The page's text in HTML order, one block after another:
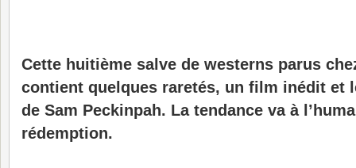
Cette huitième salve de westerns parus
contient quelques raretés, un film inédit et
de Sam Peckinpah. La tendance va à
rédemption.